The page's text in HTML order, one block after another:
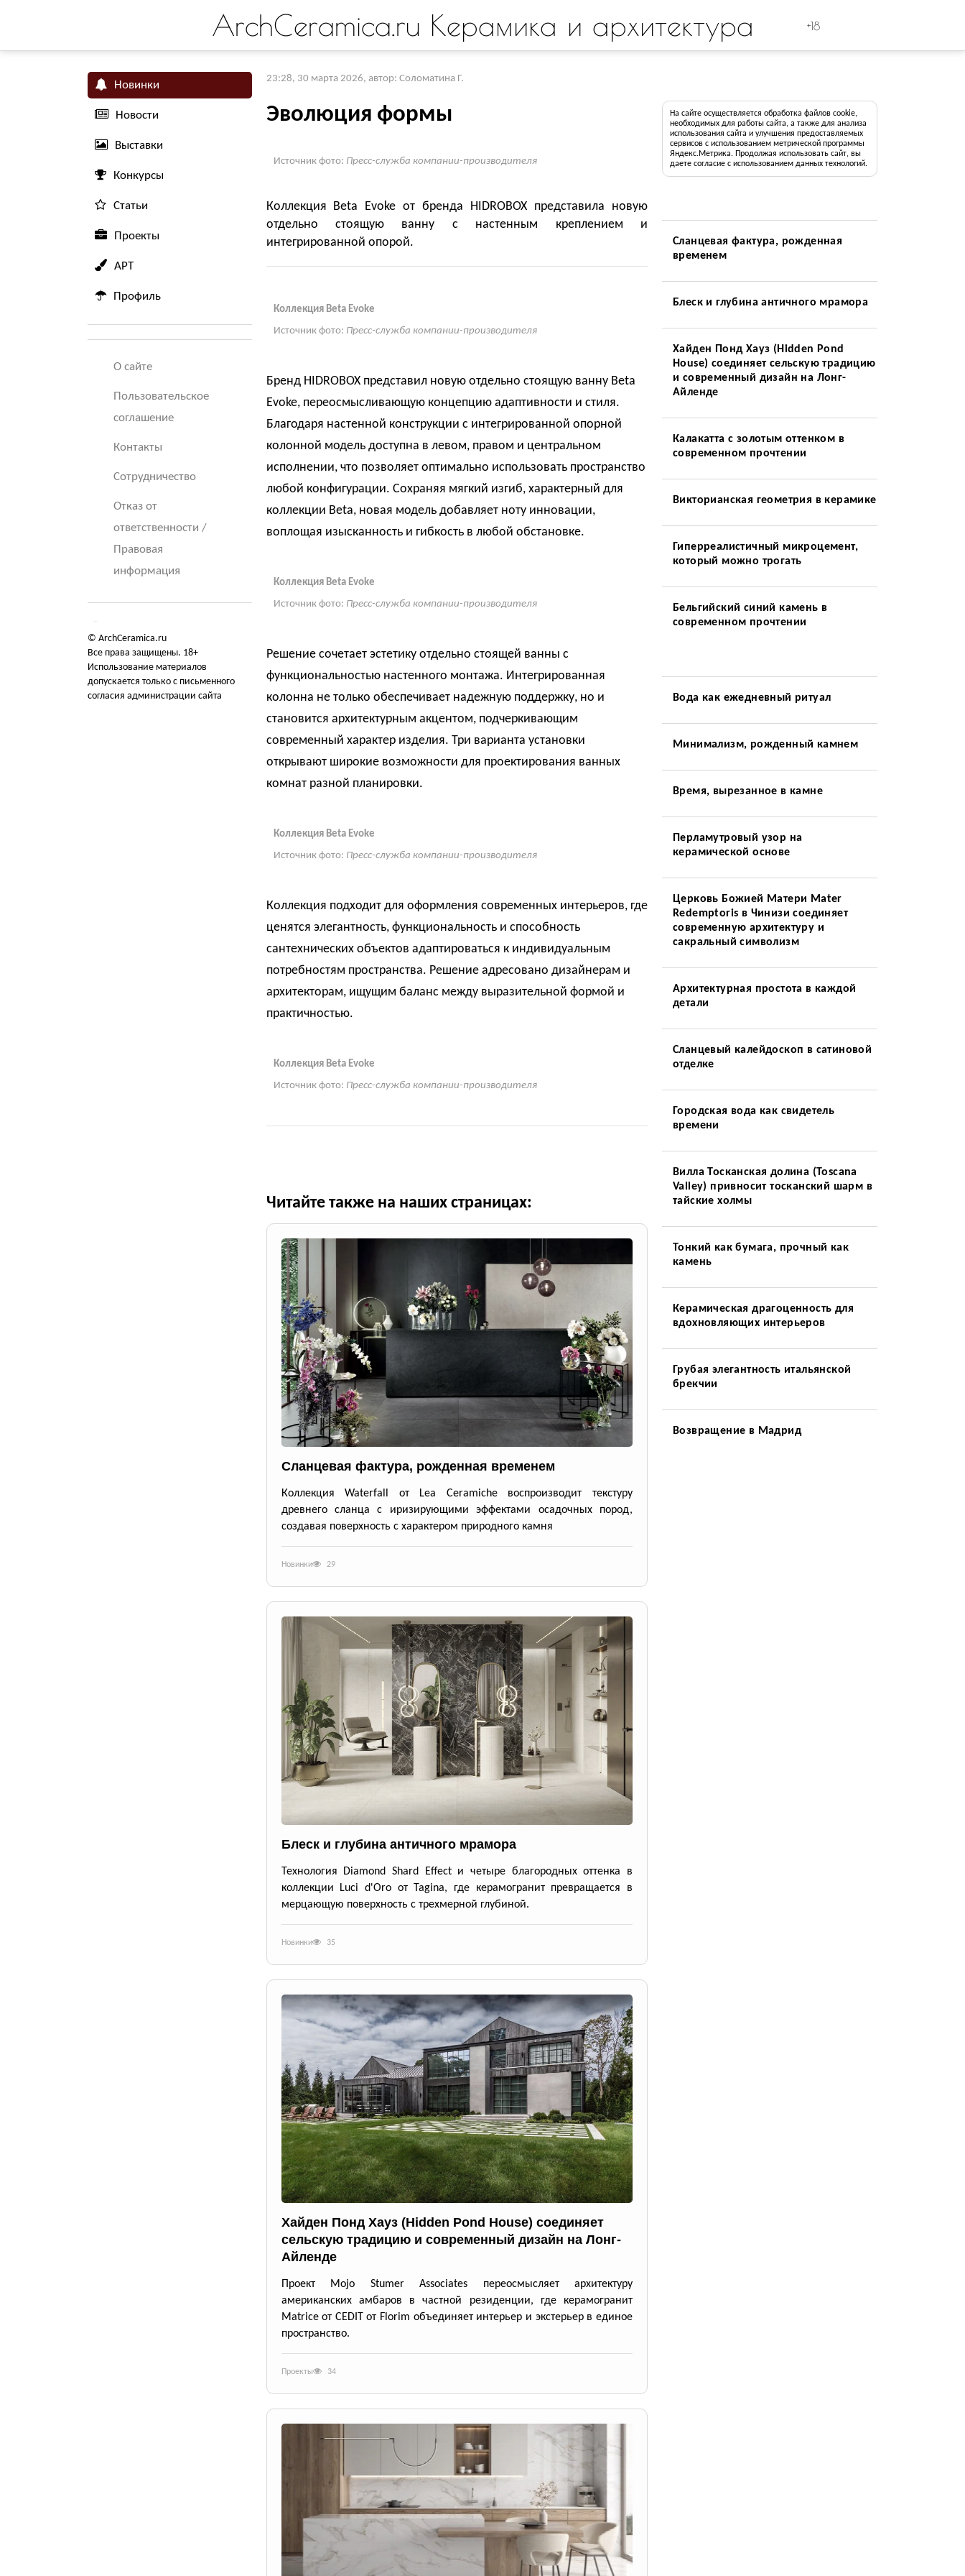
ArchCeramica.ru Керамика и архитектура +18
Новинки
Новости
Выставки
Конкурсы
Статьи
Проекты
АРТ
Профиль
О сайте
Пользовательское
соглашение
Контакты
Сотрудничество
Отказ от
ответственности /
Правовая
информация
© ArchCeramica.ru
Все права защищены. 18+
Использование материалов
допускается только с письменного
согласия администрации сайта
23:28, 30 марта 2026, автор: Соломатина Г.
Эволюция формы
Источник фото: Пресс-служба компании-производителя
Коллекция Beta Evoke от бренда HIDROBOX представила новую
отдельно стоящую ванну с настенным креплением и
интегрированной опорой.
Коллекция Beta Evoke
Источник фото: Пресс-служба компании-производителя
Бренд HIDROBOX представил новую отдельно стоящую ванну Beta
Evoke, переосмысливающую концепцию адаптивности и стиля.
Благодаря настенной конструкции с интегрированной опорной
колонной модель доступна в левом, правом и центральном
исполнении, что позволяет оптимально использовать пространство
любой конфигурации. Сохраняя мягкий изгиб, характерный для
коллекции Beta, новая модель добавляет ноту инновации,
воплощая изысканность и гибкость в любой обстановке.
Коллекция Beta Evoke
Источник фото: Пресс-служба компании-производителя
Решение сочетает эстетику отдельно стоящей ванны с
функциональностью настенного монтажа. Интегрированная
колонна не только обеспечивает надежную поддержку, но и
становится архитектурным акцентом, подчеркивающим
современный характер изделия. Три варианта установки
открывают широкие возможности для проектирования ванных
комнат разной планировки.
Коллекция Beta Evoke
Источник фото: Пресс-служба компании-производителя
Коллекция подходит для оформления современных интерьеров, где
ценятся элегантность, функциональность и способность
сантехнических объектов адаптироваться к индивидуальным
потребностям пространства. Решение адресовано дизайнерам и
архитекторам, ищущим баланс между выразительной формой и
практичностью.
Коллекция Beta Evoke
Источник фото: Пресс-служба компании-производителя
Читайте также на наших страницах:
Сланцевая фактура, рожденная временем
Коллекция Waterfall от Lea Ceramiche воспроизводит текстуру
древнего сланца с иризирующими эффектами осадочных пород,
создавая поверхность с характером природного камня
Новинки 29
Блеск и глубина античного мрамора
Технология Diamond Shard Effect и четыре благородных оттенка в
коллекции Luci d'Oro от Tagina, где керамогранит превращается в
мерцающую поверхность с трехмерной глубиной.
Новинки 35
Хайден Понд Хауз (Hidden Pond House) соединяет
сельскую традицию и современный дизайн на Лонг-
Айленде
Проект Mojo Stumer Associates переосмысляет архитектуру
американских амбаров в частной резиденции, где керамогранит
Matrice от CEDIT от Florim объединяет интерьер и экстерьер в единое
пространство.
Проекты 34
На сайте осуществляется обработка файлов cookie,
необходимых для работы сайта, а также для анализа
использования сайта и улучшения предоставляемых
сервисов с использованием метрической программы
Яндекс.Метрика. Продолжая использовать сайт, вы
даете согласие с использованием данных технологий.
Сланцевая фактура, рожденная
временем
Блеск и глубина античного мрамора
Хайден Понд Хауз (Hidden Pond
House) соединяет сельскую традицию
и современный дизайн на Лонг-
Айленде
Калакатта с золотым оттенком в
современном прочтении
Викторианская геометрия в керамике
Гиперреалистичный микроцемент,
который можно трогать
Бельгийский синий камень в
современном прочтении
Вода как ежедневный ритуал
Минимализм, рожденный камнем
Время, вырезанное в камне
Перламутровый узор на
керамической основе
Церковь Божией Матери Mater
Redemptoris в Чинизи соединяет
современную архитектуру и
сакральный символизм
Архитектурная простота в каждой
детали
Сланцевый калейдоскоп в сатиновой
отделке
Городская вода как свидетель
времени
Вилла Тосканская долина (Toscana
Valley) привносит тосканский шарм в
тайские холмы
Тонкий как бумага, прочный как
камень
Керамическая драгоценность для
вдохновляющих интерьеров
Грубая элегантность итальянской
брекчии
Возвращение в Мадрид